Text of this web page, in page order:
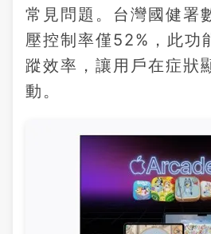
常見問題。台灣國健署
壓控制率僅52%，此功
蹤效率，讓用戶在症狀
動。